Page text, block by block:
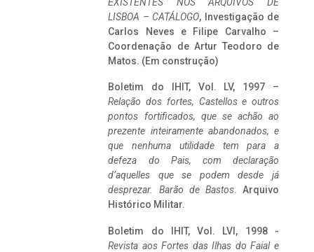
EXISTENTES NOS ARQUIVOS DE
LISBOA – CATÁLOGO, Investigação de
Carlos Neves e Filipe Carvalho –
Coordenação de Artur Teodoro de
Matos. (Em construção)
Boletim do IHIT, Vol. LV, 1997 –
Relação dos fortes, Castellos e outros
pontos fortificados, que se achão ao
prezente inteiramente abandonados, e
que nenhuma utilidade tem para a
defeza do Pais, com declaração
d’aquelles que se podem desde já
desprezar. Barão de Bastos. Arquivo
Histórico Militar.
Boletim do IHIT, Vol. LVI, 1998 -
Revista aos Fortes das Ilhas do Faial e